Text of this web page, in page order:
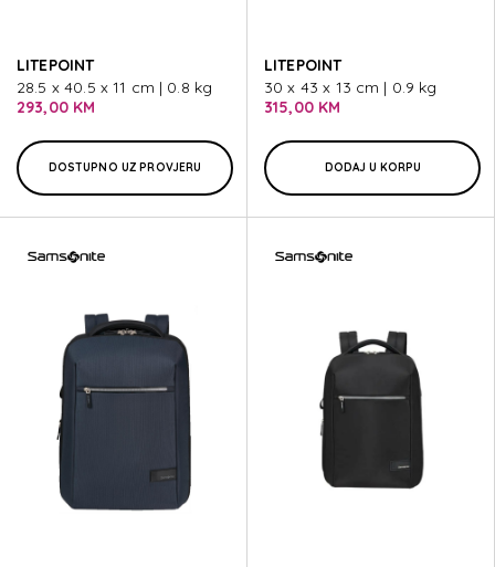
LITEPOINT
28.5 x 40.5 x 11 cm | 0.8 kg
293,00 KM
DOSTUPNO UZ PROVJERU
LITEPOINT
30 x 43 x 13 cm | 0.9 kg
315,00 KM
DODAJ U KORPU